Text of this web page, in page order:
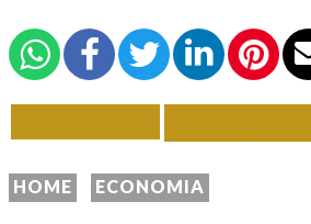
HOME ECONOMIA